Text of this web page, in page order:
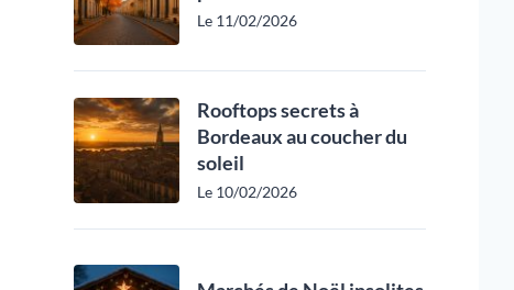
Le 11/02/2026
Rooftops secrets à
Bordeaux au coucher du
soleil
Le 10/02/2026